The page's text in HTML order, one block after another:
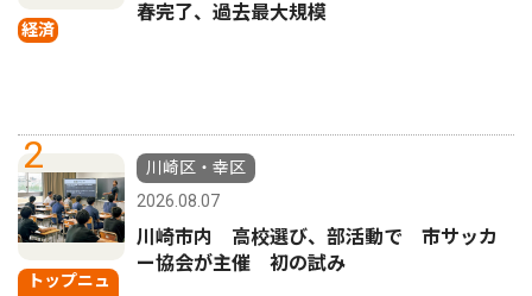
経済
春完了、過去最大規模
2
トップニュ
川崎区・幸区
2026.08.07
川崎市内 高校選び、部活動で 市サッカ
ー協会が主催 初の試み